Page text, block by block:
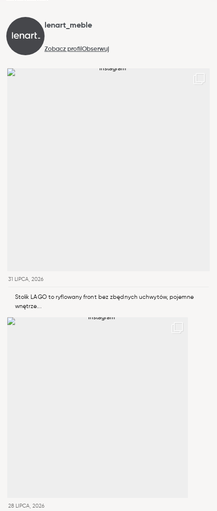
lenart_meble
Zobacz profil Obserwuj
31 LIPCA, 2026
Stolik LAGO to ryflowany front bez zbędnych uchwytów, pojemne
wnętrze...
28 LIPCA, 2026